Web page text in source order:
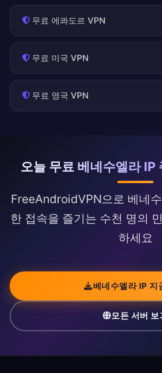
무료 에콰도르 VPN
무료 미국 VPN
무료 영국 VPN
오늘 무료 베네수엘라 IP
FreeAndroidVPN으로 베네
한 접속을 즐기는 수천 명의
하세요
베네수엘라 IP 지
모든 서버 보